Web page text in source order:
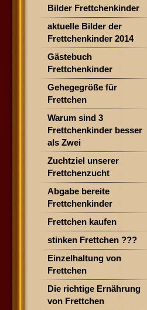
Bilder Frettchenkinder
aktuelle Bilder der
Frettchenkinder 2014
Gästebuch
Frettchenkinder
Gehegegröße für
Frettchen
Warum sind 3
Frettchenkinder besser
als Zwei
Zuchtziel unserer
Frettchenzucht
Abgabe bereite
Frettchenkinder
Frettchen kaufen
stinken Frettchen ???
Einzelhaltung von
Frettchen
Die richtige Ernährung
von Frettchen